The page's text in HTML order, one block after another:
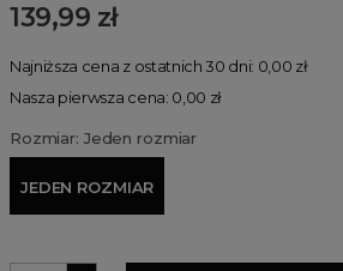
139,99 zł
Najniższa cena z ostatnich 30 dni: 0,00 zł
Nasza pierwsza cena: 0,00 zł
Rozmiar: Jeden rozmiar
JEDEN ROZMIAR